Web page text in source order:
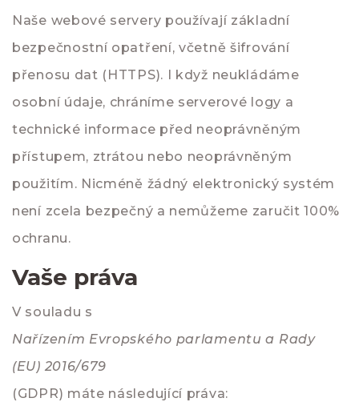
Naše webové servery používají základní
bezpečnostní opatření, včetně šifrování
přenosu dat (HTTPS). I když neukládáme
osobní údaje, chráníme serverové logy a
technické informace před neoprávněným
přístupem, ztrátou nebo neoprávněným
použitím. Nicméně žádný elektronický systém
není zcela bezpečný a nemůžeme zaručit 100%
ochranu.
Vaše práva
V souladu s
Nařízením Evropského parlamentu a Rady
(EU) 2016/679
(GDPR) máte následující práva: